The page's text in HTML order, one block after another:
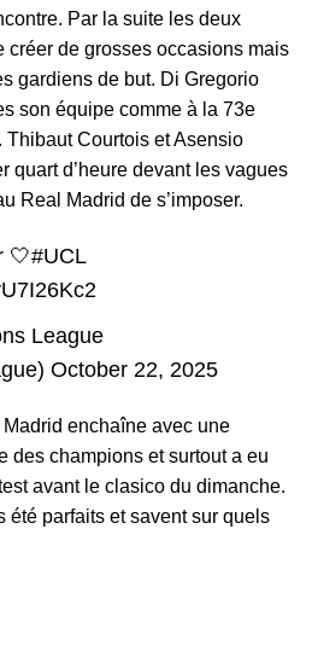
Par la suite les deux
créer de grosses occasions mais
gardiens de but. Di Gregorio
son équipe comme à la 73e
Courtois et Asensio
quart d’heure devant les vagues
Real Madrid de s’imposer.
🤍#UCL
League
October 22, 2025
enchaîne avec une
des champions et surtout a eu
avant le clasico du dimanche.
été parfaits et savent sur quels